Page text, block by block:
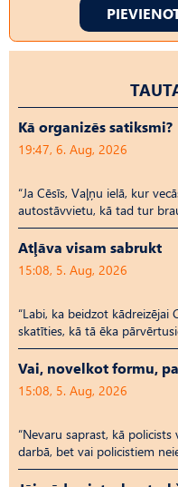
Kā organizēs satiksmi?
19:47, 6. Aug, 2026
“Ja Cēsīs, Vaļņu ielā, kur
autostāvvietu, kā tad tur
Atļāva visam sabrukt
15:08, 5. Aug, 2026
“Labi, ka beidzot kādreizējai
skatīties, kā tā ēka
Vai, novelkot formu,
15:08, 5. Aug, 2026
“Nevaru saprast, kā
darbā, bet vai policistiem